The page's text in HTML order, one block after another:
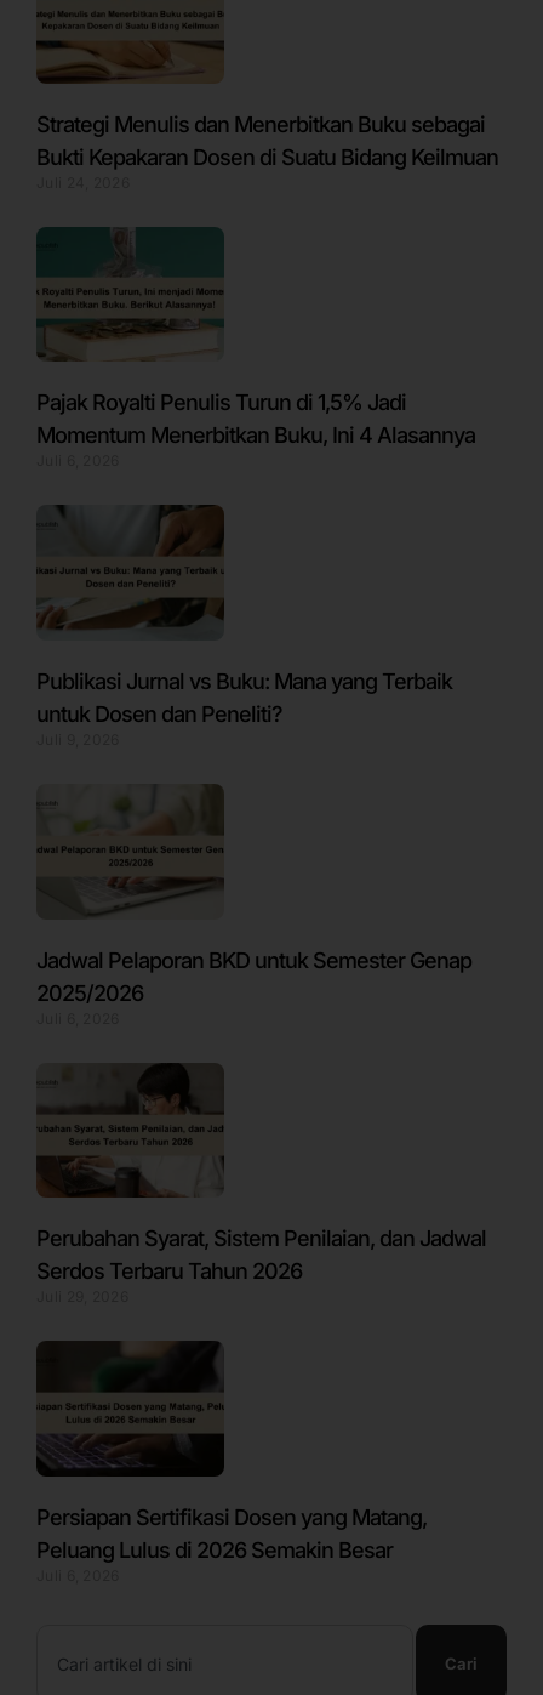
Strategi Menulis dan Menerbitkan Buku sebagai
Bukti Kepakaran Dosen di Suatu Bidang Keilmuan
Pajak Royalti Penulis Turun di 1,5% Jadi
Momentum Menerbitkan Buku, Ini 4 Alasannya
Publikasi Jurnal vs Buku: Mana yang Terbaik
untuk Dosen dan Peneliti?
Jadwal Pelaporan BKD untuk Semester Genap
2025/2026
Perubahan Syarat, Sistem Penilaian, dan Jadwal
Serdos Terbaru Tahun 2026
Persiapan Sertifikasi Dosen yang Matang,
Peluang Lulus di 2026 Semakin Besar
Cari